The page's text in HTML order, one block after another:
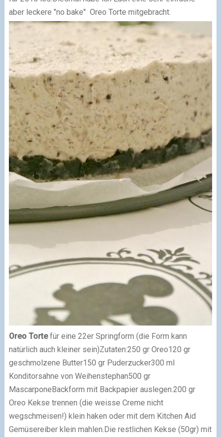
aber leckere "no bake" Oreo Torte mitgebracht.
Oreo Tortefür eine 22er Springform (die Form kann
natürlich auch kleiner sein)Zutaten:250 gr Oreo120 gr
geschmolzene Butter150 gr Puderzucker300 ml
Konditorsahne von Weihenstephan500 gr
MascarponeBackform mit Backpapier auslegen.200 gr
Oreo Kekse trennen (die weisse Creme nicht
wegschmeisen!) klein haken oder mit dem Kitchen Aid
Gemüsereiber klein mahlen.Die restlichen Kekse (50gr) mit